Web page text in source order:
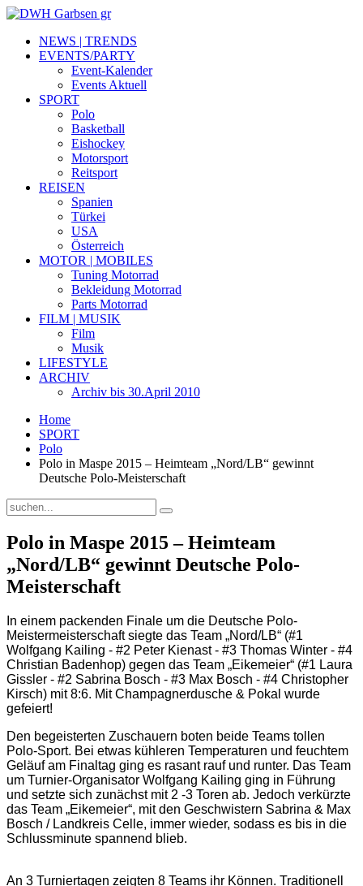
NEWS | TRENDS
EVENTS/PARTY
Event-Kalender
Events Aktuell
SPORT
Polo
Basketball
Eishockey
Motorsport
Reitsport
REISEN
Spanien
Türkei
USA
Österreich
MOTOR | MOBILES
Tuning Motorrad
Bekleidung Motorrad
Parts Motorrad
FILM | MUSIK
Film
Musik
LIFESTYLE
ARCHIV
Archiv bis 30.April 2010
Home
SPORT
Polo
Polo in Maspe 2015 – Heimteam „Nord/LB“ gewinnt
Deutsche Polo-Meisterschaft
Polo in Maspe 2015 – Heimteam
„Nord/LB“ gewinnt Deutsche Polo-
Meisterschaft
In einem packenden Finale um die Deutsche Polo-
Meistermeisterschaft siegte das Team „Nord/LB“ (#1
Wolfgang Kailing - #2 Peter Kienast - #3 Thomas Winter - #4
Christian Badenhop) gegen das Team „Eikemeier“ (#1 Laura
Gissler - #2 Sabrina Bosch - #3 Max Bosch - #4 Christopher
Kirsch) mit 8:6. Mit Champagnerdusche & Pokal wurde
gefeiert!
Den begeisterten Zuschauern boten beide Teams tollen
Polo-Sport. Bei etwas kühleren Temperaturen und feuchtem
Geläuf am Finaltag ging es rasant rauf und runter. Das Team
um Turnier-Organisator Wolfgang Kailing ging in Führung
und setzte sich zunächst mit 2 -3 Toren ab. Jedoch verkürzte
das Team „Eikemeier“, mit den Geschwistern Sabrina & Max
Bosch / Landkreis Celle, immer wieder, sodass es bis in die
Schlussminute spannend blieb.
An 3 Turniertagen zeigten 8 Teams ihr Können. Traditionell